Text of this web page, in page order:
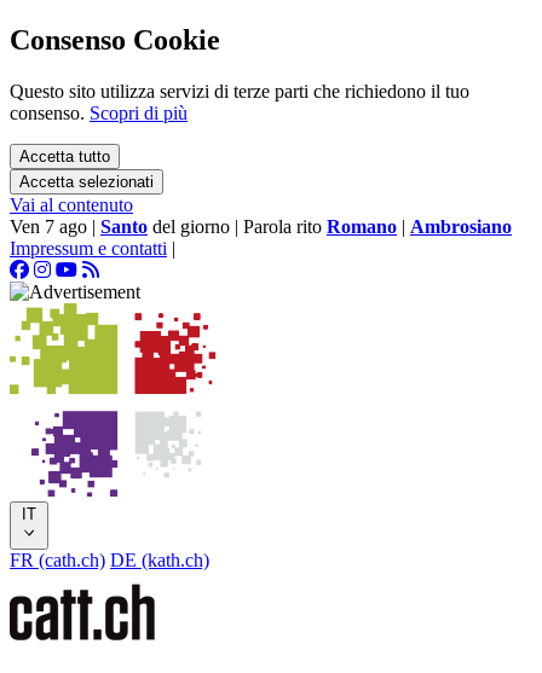
Consenso Cookie
Questo sito utilizza servizi di terze parti che richiedono il tuo
consenso. Scopri di più
Accetta tutto
Accetta selezionati
Vai al contenuto
Ven 7 ago | Santo del giorno | Parola rito Romano | Ambrosiano
Impressum e contatti |
IT
FR (cath.ch) DE (kath.ch)